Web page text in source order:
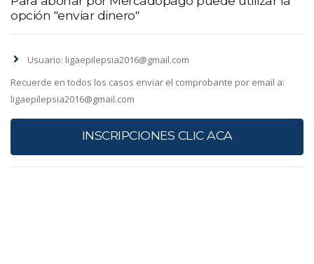
opción "enviar dinero"
Usuario: ligaepilepsia2016@gmail.com
Recuerde en todos los casos enviar el comprobante por email a:
ligaepilepsia2016@gmail.com
INSCRIPCIONES CLIC ACA